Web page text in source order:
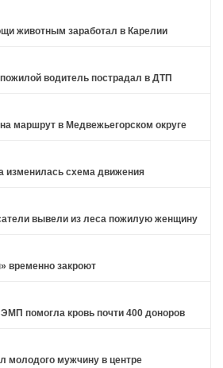
животным заработал в Карелии
водитель пострадал в ДТП
маршрут в Медвежьегорском округе
изменилась схема движения
вывели из леса пожилую женщину
временно закроют
помогла кровь почти 400 доноров
молодого мужчину в центре